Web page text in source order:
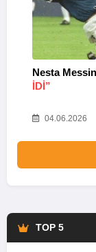
Nesta
IDI”
04.06.2026
TOP 5